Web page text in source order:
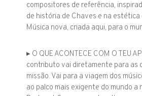
compositores de referência,
de história de Chaves e na estética
Música nova, criada aqui, para o
▸ O QUE ACONTECE COM O TEU
contributo vai diretamente para as
missão. Vai para a viagem dos
ao palco mais exigente do mundo a